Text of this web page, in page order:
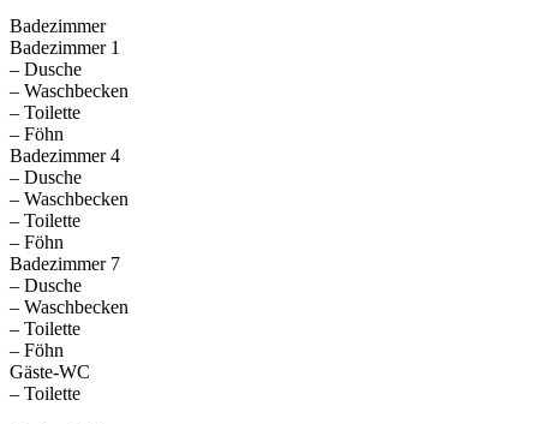
Badezimmer
Badezimmer 1
– Dusche
– Waschbecken
– Toilette
– Föhn
Badezimmer 4
– Dusche
– Waschbecken
– Toilette
– Föhn
Badezimmer 7
– Dusche
– Waschbecken
– Toilette
– Föhn
Gäste-WC
– Toilette